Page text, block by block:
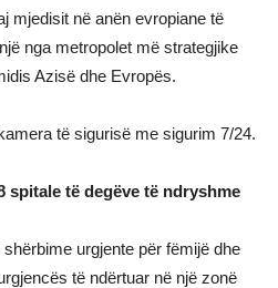
mjedisit në anën evropiane të
nga metropolet më strategjike
Azisë dhe Evropës.
të sigurisë me sigurim 7/24.
spitale të degëve të ndryshme
urgjente për fëmijë dhe
të ndërtuar në një zonë